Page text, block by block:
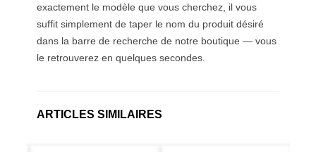
exactement le modèle que vous cherchez, il vous
suffit simplement de taper le nom du produit désiré
dans la barre de recherche de notre boutique — vous
le retrouverez en quelques secondes.
ARTICLES SIMILAIRES